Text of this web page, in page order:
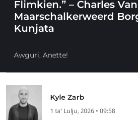
Flimkien.” – Charles Van
Maarschalkerweerd
Kunjata
Awguri, Anette!
Kyle Zarb
1 ta' Lulju, 2026 • 09:58